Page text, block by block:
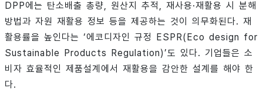
DPP에는 탄소배출 총량, 원산지 추적, 재사용·재활용 시 분해
방법과 자원 재활용 정보 등을 제공하는 것이 의무화된다. 재
활용률을 높인다는 ‘에코디자인 규정 ESPR(Eco design for
Sustainable Products Regulation)’도 있다. 기업들은 소
비자 효율적인 제품설계에서 재활용을 감안한 설계를 해야 한
다.